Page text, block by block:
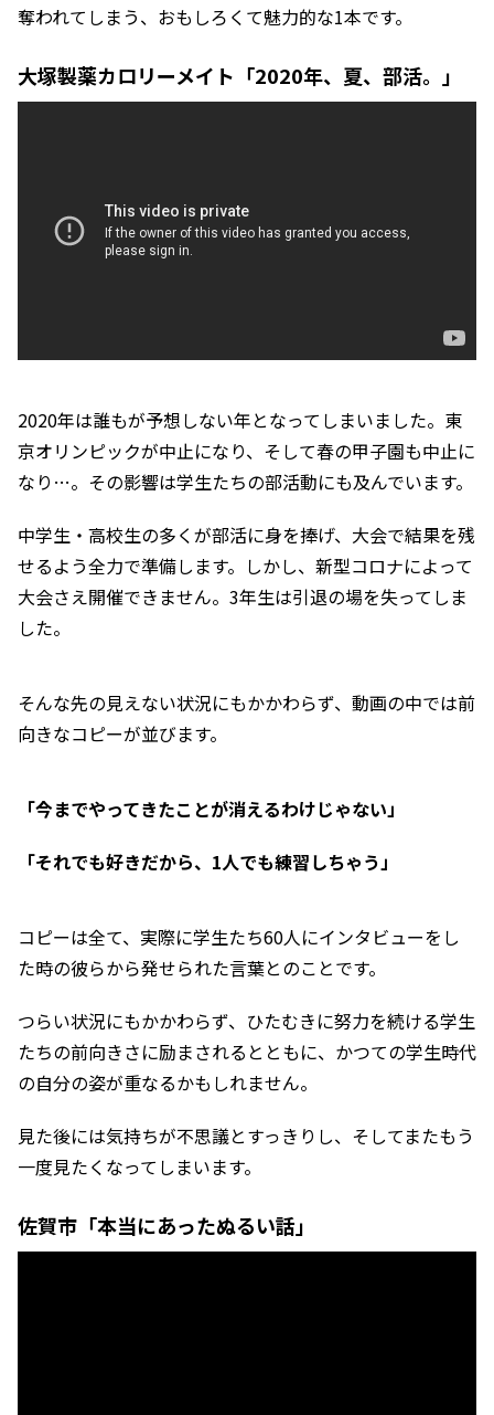
奪われてしまう、おもしろくて魅力的な1本です。
大塚製薬カロリーメイト「2020年、夏、部活。」
2020年は誰もが予想しない年となってしまいました。東
京オリンピックが中止になり、そして春の甲子園も中止に
なり…。その影響は学生たちの部活動にも及んでいます。
中学生・高校生の多くが部活に身を捧げ、大会で結果を残
せるよう全力で準備します。しかし、新型コロナによって
大会さえ開催できません。3年生は引退の場を失ってしま
した。
そんな先の見えない状況にもかかわらず、動画の中では前
向きなコピーが並びます。
「今までやってきたことが消えるわけじゃない」
「それでも好きだから、1人でも練習しちゃう」
コピーは全て、実際に学生たち60人にインタビューをし
た時の彼らから発せられた言葉とのことです。
つらい状況にもかかわらず、ひたむきに努力を続ける学生
たちの前向きさに励まされるとともに、かつての学生時代
の自分の姿が重なるかもしれません。
見た後には気持ちが不思議とすっきりし、そしてまたもう
一度見たくなってしまいます。
佐賀市「本当にあったぬるい話」